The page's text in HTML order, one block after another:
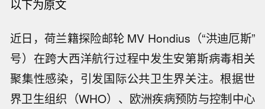
以下为原文
近日，荷兰籍探险邮轮 MV Hondius（“洪迪厄斯”
号）在跨大西洋航行过程中发生安第斯病毒相关
聚集性感染，引发国际公共卫生界关注。根据世
界卫生组织（WHO）、欧洲疾病预防与控制中心